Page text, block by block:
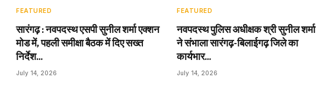
FEATURED
सारंगढ़ : नवपदस्थ एसपी सुनील शर्मा एक्शन
मोड में, पहली समीक्षा बैठक में दिए सख्त
निर्देश…
July 14, 2026
FEATURED
नवपदस्थ पुलिस अधीक्षक श्री सुनील शर्मा
ने संभाला सारंगढ़-बिलाईगढ़ जिले का
कार्यभार…
July 14, 2026